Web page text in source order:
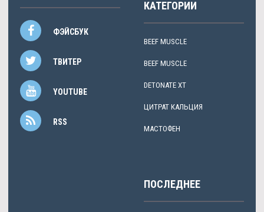
ФЭЙСБУК
ТВИТЕР
YOUTUBE
RSS
КАТЕГОРИИ
BEEF MUSCLE
BEEF MUSCLE
DETONATE XT
ЦИТРАТ КАЛЬЦИЯ
МАСТОФЕН
ПОСЛЕДНЕЕ